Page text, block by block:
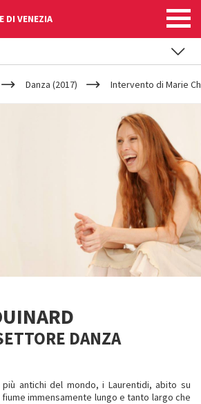
DI VENEZIA
Danza (2017) Intervento di Marie
DANZA
antichi del mondo, i Laurentidi, abito su
fiume immensamente lungo e tanto largo che